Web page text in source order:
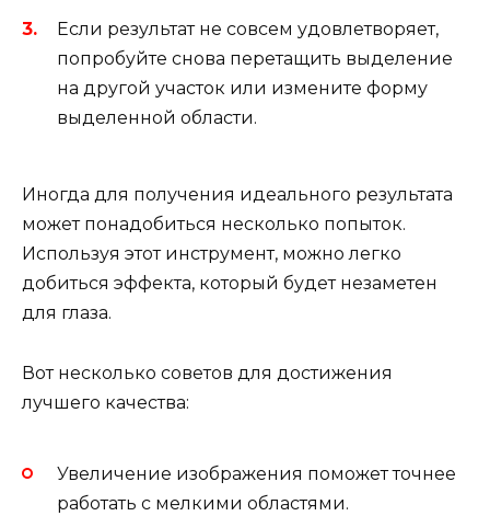
Если результат не совсем удовлетворяет,
попробуйте снова перетащить выделение
на другой участок или измените форму
выделенной области.
Иногда для получения идеального результата
может понадобиться несколько попыток.
Используя этот инструмент, можно легко
добиться эффекта, который будет незаметен
для глаза.
Вот несколько советов для достижения
лучшего качества:
Увеличение изображения поможет точнее
работать с мелкими областями.